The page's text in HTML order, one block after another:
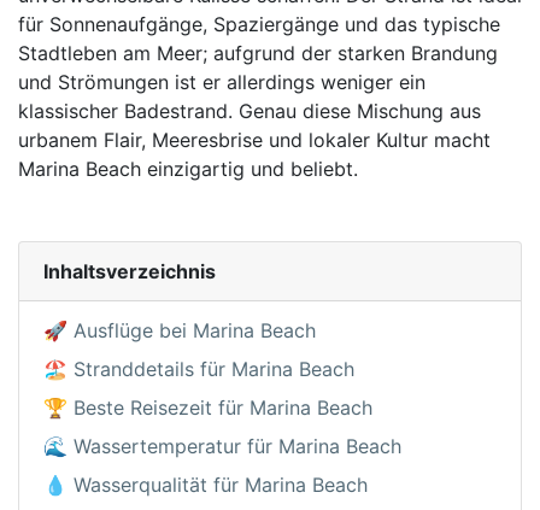
für Sonnenaufgänge, Spaziergänge und das typische
Stadtleben am Meer; aufgrund der starken Brandung
und Strömungen ist er allerdings weniger ein
klassischer Badestrand. Genau diese Mischung aus
urbanem Flair, Meeresbrise und lokaler Kultur macht
Marina Beach einzigartig und beliebt.
Inhaltsverzeichnis
🚀 Ausflüge bei Marina Beach
🏖️ Stranddetails für Marina Beach
🏆 Beste Reisezeit für Marina Beach
🌊 Wassertemperatur für Marina Beach
💧 Wasserqualität für Marina Beach